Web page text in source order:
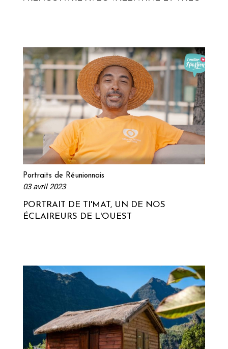
Lire la suite
Lire la suite
Portraits de Réunionnais
03 avril 2023
PORTRAIT DE TI'MAT, UN DE NOS
ÉCLAIREURS DE L'OUEST